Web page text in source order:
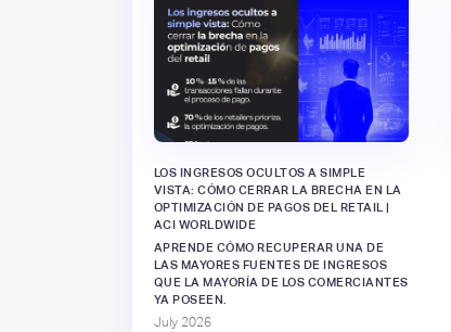
LOS INGRESOS OCULTOS A SIMPLE
VISTA: CÓMO CERRAR LA BRECHA EN LA
OPTIMIZACIÓN DE PAGOS DEL RETAIL |
ACI WORLDWIDE
APRENDE CÓMO RECUPERAR UNA DE
LAS MAYORES FUENTES DE INGRESOS
QUE LA MAYORÍA DE LOS COMERCIANTES
YA POSEEN.
July 2026